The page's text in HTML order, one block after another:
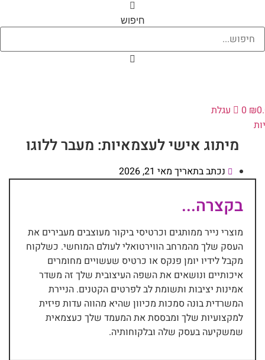
חיפוש
₪
0
עגלת
מיתוג אישי לעצמאיות: מעבר ללוגו
נכתב בתאריך מאי 21, 2026
בקצרה...
מוצרי נייר ממותגים וכרטיסי ביקור מעוצבים מעבירים את
העסק שלך מהמרחב הווירטואלי לעולם המוחשי. כשלקוח
מקבל לידיו יומן פנקס או כרטיס שעשויים מחומרים
איכותיים ונושאים את השפה העיצובית שלך זה משדר
אמינות יציבות ותשומת לב לפרטים הקטנים. הניירת
המשרדית בונה סמכות מכיוון שהיא מהווה עדות פיזית
למקצועיות שלך ומבססת את המעמד שלך כעצמאית
שמשקיעה בעסק שלה ובלקוחותיה.